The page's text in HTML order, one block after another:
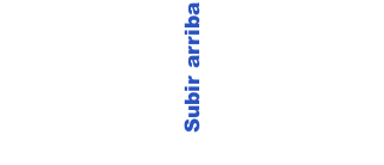
Subir arriba